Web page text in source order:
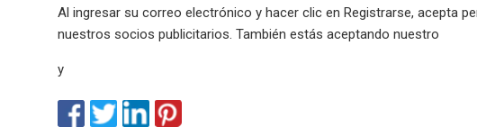
Al ingresar su correo electrónico y hacer clic en Registrarse, acepta
nuestros socios publicitarios. También estás aceptando nuestro
y